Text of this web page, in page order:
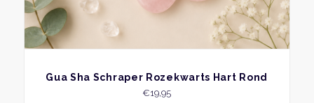
BEKIJK
Gua Sha Schraper Rozekwarts Hart Rond
€19,95